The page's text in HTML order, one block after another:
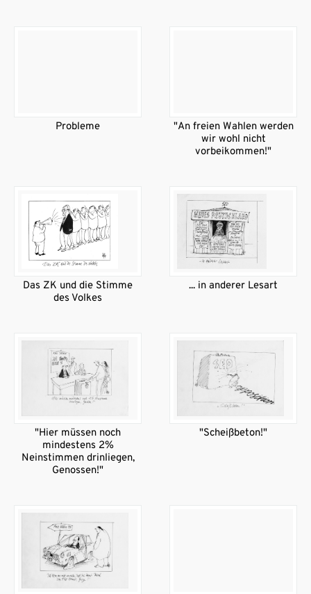
Probleme
"An freien Wahlen werden
wir wohl nicht
vorbeikommen!"
Das ZK und die Stimme
des Volkes
... in anderer Lesart
"Hier müssen noch
mindestens 2%
Neinstimmen drinliegen,
Genossen!"
"Scheißbeton!"